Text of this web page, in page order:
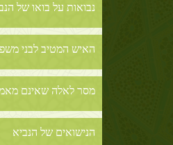
נבואות על בואו של
האיש המטיב לבני
מסר לאלה שאינם
הנישואים של הנביא